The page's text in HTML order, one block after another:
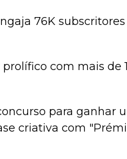
76K
com mais de
para ganhar
criativa com